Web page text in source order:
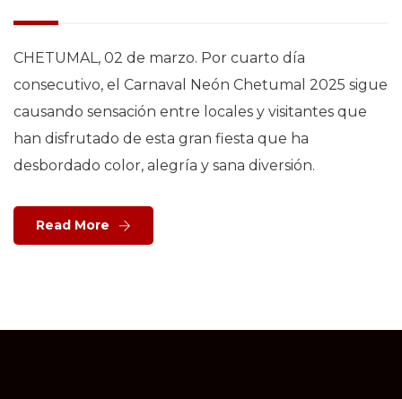
CHETUMAL, 02 de marzo. Por cuarto día
consecutivo, el Carnaval Neón Chetumal 2025 sigue
causando sensación entre locales y visitantes que
han disfrutado de esta gran fiesta que ha
desbordado color, alegría y sana diversión.
Read More